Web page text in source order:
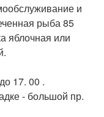
и
рыба 85
яблочная или
17. 00 .
- большой пр.